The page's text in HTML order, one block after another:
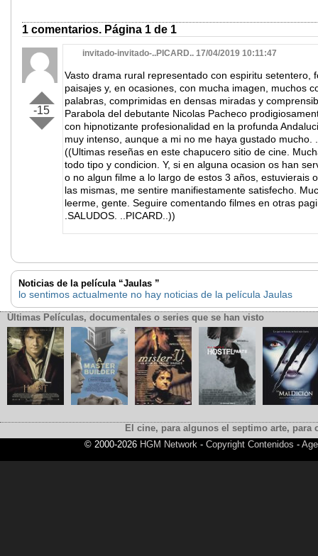
1 comentarios. Página 1 de 1
-15
invitado-invitado-..PICARD.. 17/04/2019 10:11:47
Vasto drama rural representado con espiritu setentero,
paisajes y, en ocasiones, con mucha imagen, muchos
palabras, comprimidas en densas miradas y
Parabola del debutante Nicolas Pacheco
con hipnotizante profesionalidad en la profunda
muy intenso, aunque a mi no me haya gustado mucho.
((Ultimas reseñas en este chapucero sitio de cine.
todo tipo y condicion. Y, si en alguna ocasion os han
o no algun filme a lo largo de estos 3 años, estuvierais
las mismas, me sentire manifiestamente satisfecho.
leerme, gente. Seguire comentando filmes en otras
.SALUDOS. ..PICARD..))
Noticias de la película “Jaulas ”
lo sentimos actualmente no hay noticias de la película Jaulas
Últimas Películas, documentales o series que se han visto
El cine, para algunos el septimo arte,
© 2000-2026 HGM Network - Copyright Contenidos -